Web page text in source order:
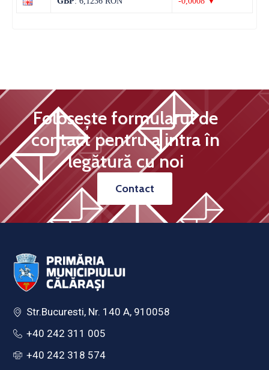
Folosește formularul de
contact pentru a intra în
legătură cu noi
Contact
Str.Bucuresti, Nr. 140 A, 910058
+40 242 311 005
+40 242 318 574